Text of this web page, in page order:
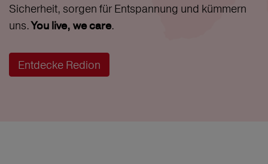
Sicherheit, sorgen für Entspannung und kümmern
uns.You live, we care.
Entdecke Redion